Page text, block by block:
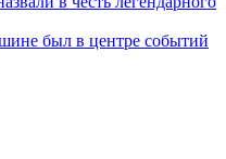
был в центре событий